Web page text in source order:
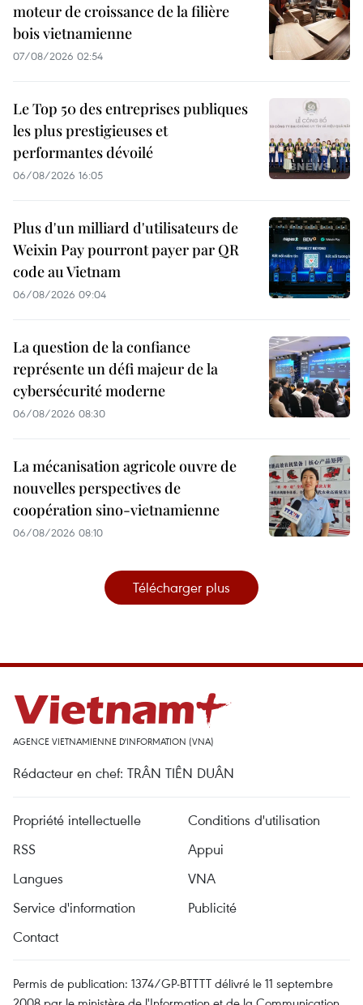
moteur de croissance de la filière
bois vietnamienne
07/08/2026 02:54
Le Top 50 des entreprises publiques
les plus prestigieuses et
performantes dévoilé
06/08/2026 16:05
Plus d'un milliard d'utilisateurs de
Weixin Pay pourront payer par QR
code au Vietnam
06/08/2026 09:04
La question de la confiance
représente un défi majeur de la
cybersécurité moderne
06/08/2026 08:30
La mécanisation agricole ouvre de
nouvelles perspectives de
coopération sino-vietnamienne
06/08/2026 08:10
Télécharger plus
AGENCE VIETNAMIENNE D'INFORMATION (VNA)
Rédacteur en chef: TRÂN TIÊN DUÂN
Propriété intellectuelle
Conditions d'utilisation
RSS
Appui
Langues
VNA
Service d'information
Publicité
Contact
Permis de publication: 1374/GP-BTTTT délivré le 11 septembre